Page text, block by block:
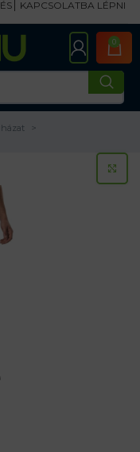
KAPCSOLATBA LÉPNI
0